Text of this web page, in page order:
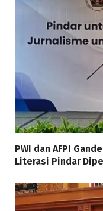
PWI dan AFPI
Literasi Pindar